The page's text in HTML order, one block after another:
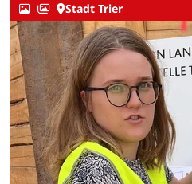
Stadt Trier